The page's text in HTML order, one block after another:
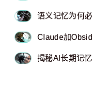
语义记忆为何
Claude加
揭秘AI长期记